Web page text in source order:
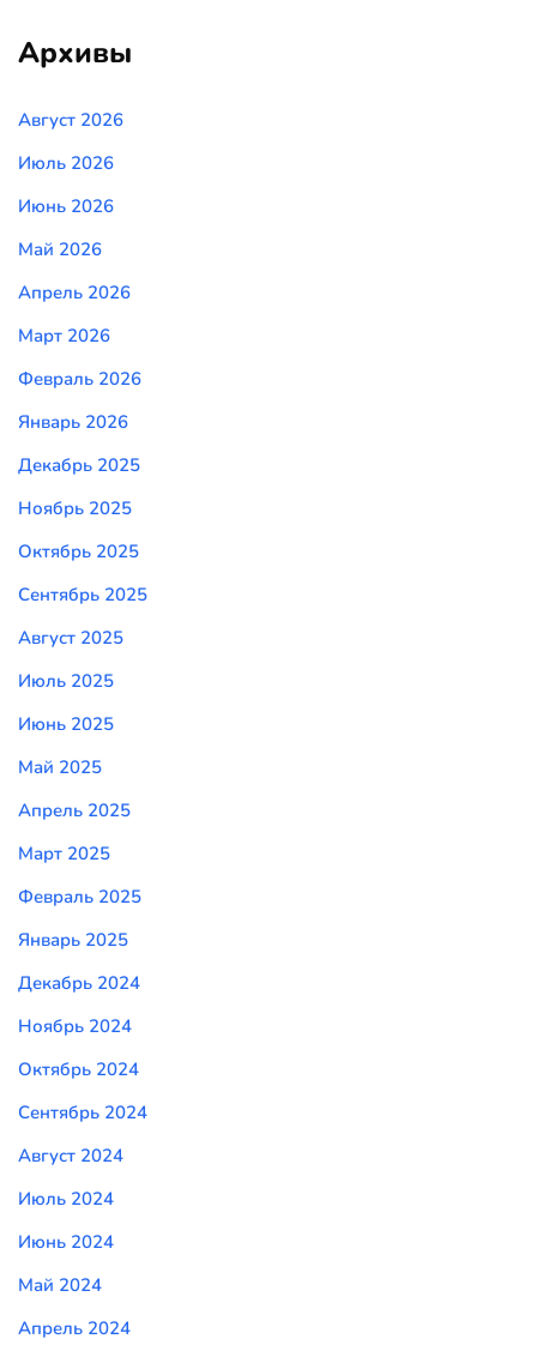
Архивы
Август 2026
Июль 2026
Июнь 2026
Май 2026
Апрель 2026
Март 2026
Февраль 2026
Январь 2026
Декабрь 2025
Ноябрь 2025
Октябрь 2025
Сентябрь 2025
Август 2025
Июль 2025
Июнь 2025
Май 2025
Апрель 2025
Март 2025
Февраль 2025
Январь 2025
Декабрь 2024
Ноябрь 2024
Октябрь 2024
Сентябрь 2024
Август 2024
Июль 2024
Июнь 2024
Май 2024
Апрель 2024